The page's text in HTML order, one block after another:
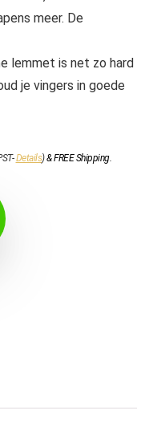
meer. De
lemmet is net zo hard
je vingers in goede
Details)&FREE Shipping.